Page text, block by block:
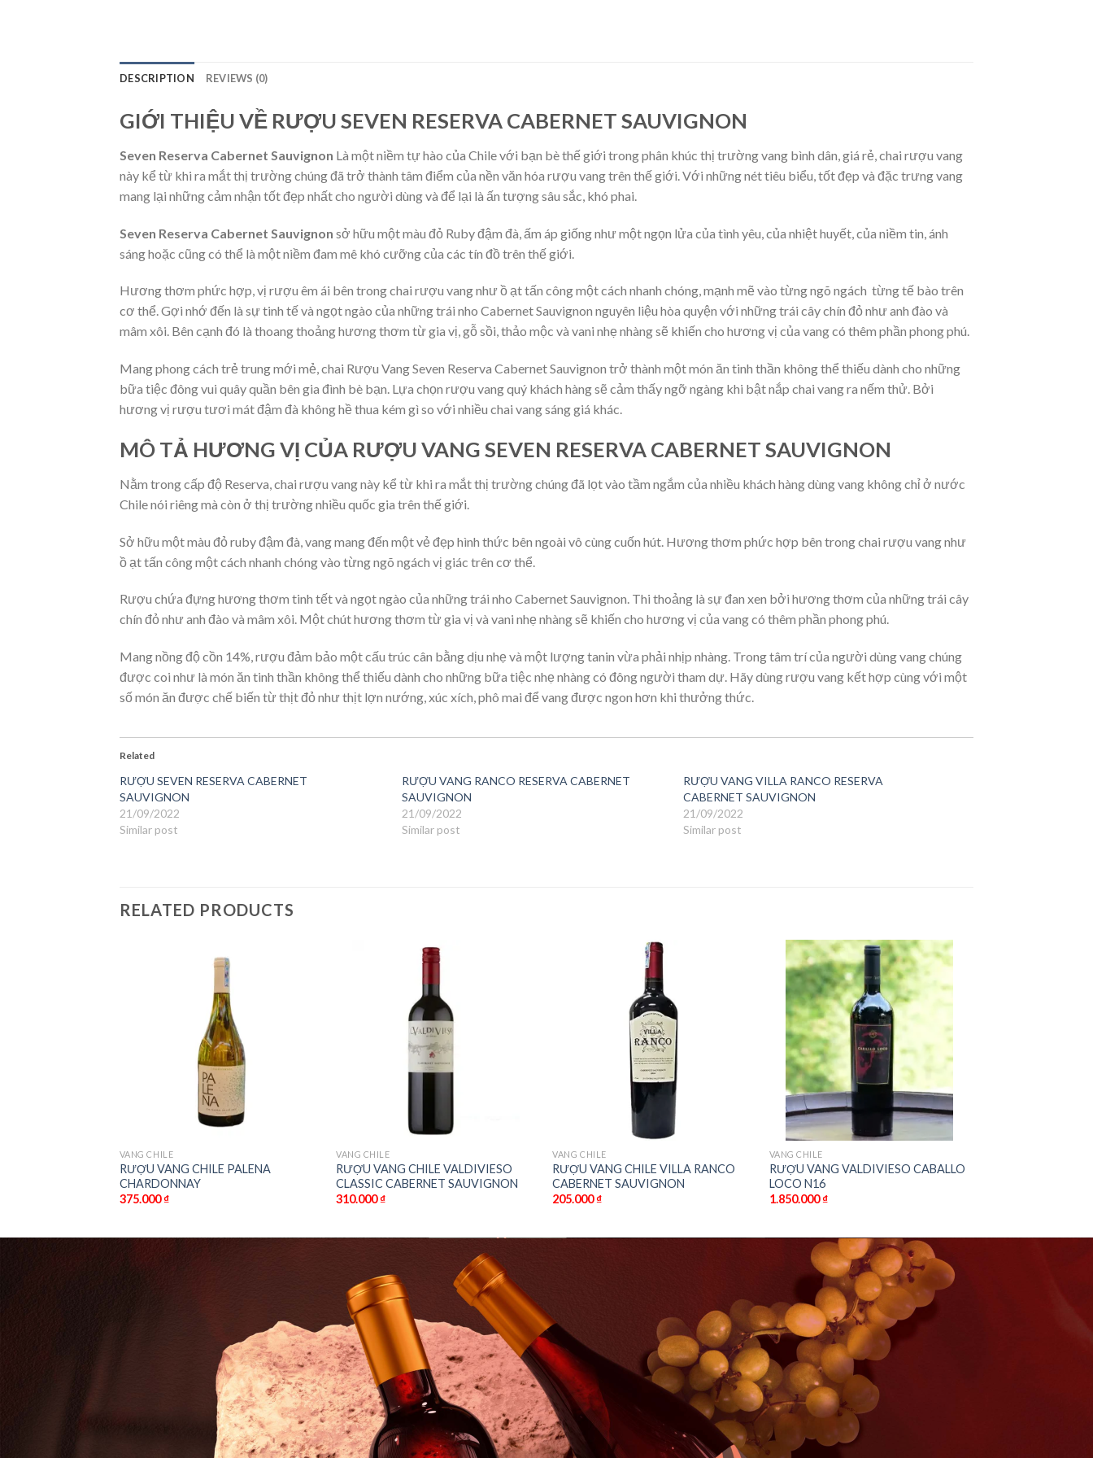
DESCRIPTION REVIEWS (0)
GIỚI THIỆU VỀ RƯỢU SEVEN RESERVA CABERNET SAUVIGNON
Seven Reserva Cabernet Sauvignon Là một niềm tự hào của Chile với bạn bè thế giới trong phân khúc thị trường vang bình dân, giá rẻ, chai rượu vang
này kể từ khi ra mắt thị trường chúng đã trở thành tâm điểm của nền văn hóa rượu vang trên thế giới. Với những nét tiêu biểu, tốt đẹp và đặc trưng vang
mang lại những cảm nhận tốt đẹp nhất cho người dùng và để lại là ấn tượng sâu sắc, khó phai.
Seven Reserva Cabernet Sauvignon sở hữu một màu đỏ Ruby đậm đà, ấm áp giống như một ngọn lửa của tình yêu, của nhiệt huyết, của niềm tin, ánh
sáng hoặc cũng có thể là một niềm đam mê khó cưỡng của các tín đồ trên thế giới.
Hương thơm phức hợp, vị rượu êm ái bên trong chai rượu vang như ồ ạt tấn công một cách nhanh chóng, mạnh mẽ vào từng ngõ ngách từng tế bào trên
cơ thể. Gợi nhớ đến là sự tinh tế và ngọt ngào của những trái nho Cabernet Sauvignon nguyên liệu hòa quyện với những trái cây chín đỏ như anh đào và
mâm xôi. Bên cạnh đó là thoang thoảng hương thơm từ gia vị, gỗ sồi, thảo mộc và vani nhẹ nhàng sẽ khiến cho hương vị của vang có thêm phần phong phú.
Mang phong cách trẻ trung mới mẻ, chai Rượu Vang Seven Reserva Cabernet Sauvignon trở thành một món ăn tinh thần không thể thiếu dành cho những
bữa tiệc đông vui quây quần bên gia đình bè bạn. Lựa chọn rượu vang quý khách hàng sẽ cảm thấy ngỡ ngàng khi bật nắp chai vang ra nếm thử. Bởi
hương vị rượu tươi mát đậm đà không hề thua kém gì so với nhiều chai vang sáng giá khác.
MÔ TẢ HƯƠNG VỊ CỦA RƯỢU VANG SEVEN RESERVA CABERNET SAUVIGNON
Nằm trong cấp độ Reserva, chai rượu vang này kể từ khi ra mắt thị trường chúng đã lọt vào tầm ngắm của nhiều khách hàng dùng vang không chỉ ở nước
Chile nói riêng mà còn ở thị trường nhiều quốc gia trên thế giới.
Sở hữu một màu đỏ ruby đậm đà, vang mang đến một vẻ đẹp hình thức bên ngoài vô cùng cuốn hút. Hương thơm phức hợp bên trong chai rượu vang như
ồ ạt tấn công một cách nhanh chóng vào từng ngõ ngách vị giác trên cơ thể.
Rượu chứa đựng hương thơm tinh tết và ngọt ngào của những trái nho Cabernet Sauvignon. Thi thoảng là sự đan xen bởi hương thơm của những trái cây
chín đỏ như anh đào và mâm xôi. Một chút hương thơm từ gia vị và vani nhẹ nhàng sẽ khiến cho hương vị của vang có thêm phần phong phú.
Mang nồng độ cồn 14%, rượu đảm bảo một cấu trúc cân bằng dịu nhẹ và một lượng tanin vừa phải nhịp nhàng. Trong tâm trí của người dùng vang chúng
được coi như là món ăn tinh thần không thể thiếu dành cho những bữa tiệc nhẹ nhàng có đông người tham dự. Hãy dùng rượu vang kết hợp cùng với một
số món ăn được chế biến từ thịt đỏ như thịt lợn nướng, xúc xích, phô mai để vang được ngon hơn khi thưởng thức.
Related
RƯỢU SEVEN RESERVA CABERNET
SAUVIGNON
21/09/2022
Similar post
RƯỢU VANG RANCO RESERVA CABERNET
SAUVIGNON
21/09/2022
Similar post
RƯỢU VANG VILLA RANCO RESERVA
CABERNET SAUVIGNON
21/09/2022
Similar post
RELATED PRODUCTS
VANG CHILE
RƯỢU VANG CHILE PALENA
CHARDONNAY
375.000₫
VANG CHILE
RƯỢU VANG CHILE VALDIVIESO
CLASSIC CABERNET SAUVIGNON
310.000₫
VANG CHILE
RƯỢU VANG CHILE VILLA RANCO
CABERNET SAUVIGNON
205.000₫
VANG CHILE
RƯỢU VANG VALDIVIESO CABALLO
LOCO N16
1.850.000₫